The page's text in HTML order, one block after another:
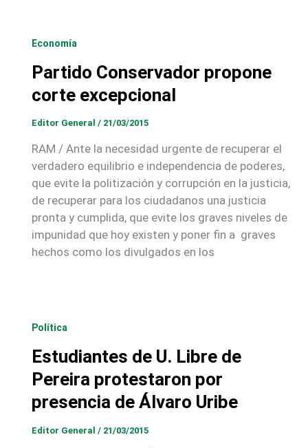
Economía
Partido Conservador propone
corte excepcional
Editor General / 21/03/2015
RAM / Ante la necesidad urgente de recuperar el
verdadero equilibrio e independencia de poderes,
que evite la politización y corrupción en la justicia,
de recuperar para los ciudadanos una justicia
pronta y cumplida, que evite los graves niveles de
impunidad que hoy existen y poner fin a graves
hechos como los divulgados en los
Política
Estudiantes de U. Libre de
Pereira protestaron por
presencia de Álvaro Uribe
Editor General / 21/03/2015